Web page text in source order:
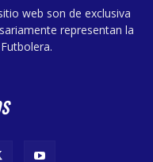
web son de exclusiva
representan la